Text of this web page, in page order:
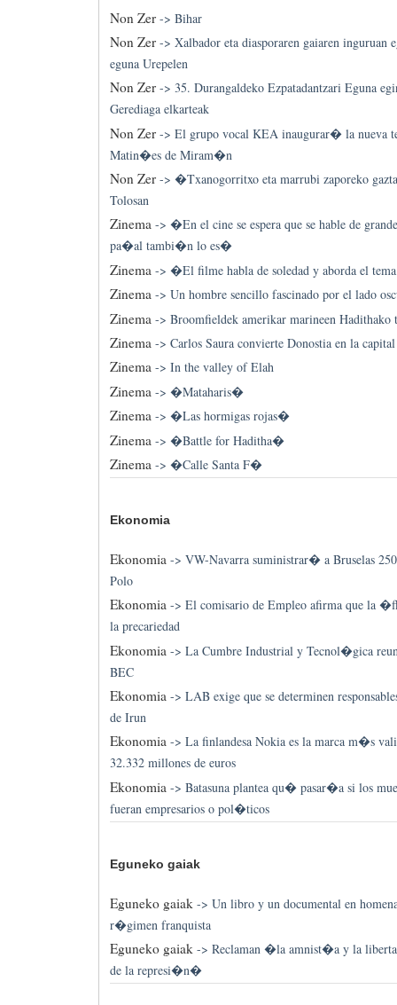
Non Zer-> Bihar
Non Zer-> Xalbador eta diasporaren gaiaren inguruan
eguna Urepelen
Non Zer-> 35. Durangaldeko Ezpatadantzari Eguna
Gerediaga elkarteak
Non Zer-> El grupo vocal KEA inaugurar� la nueva
Matin�es de Miram�n
Non Zer-> �Txanogorritxo eta marrubi zaporeko
Tolosan
Zinema-> �En el cine se espera que se hable de
pa�al tambi�n lo es�
Zinema-> �El filme habla de soledad y aborda el
Zinema-> Un hombre sencillo fascinado por el lado
Zinema -> Broomfieldek amerikar marineen Hadithako
Zinema-> Carlos Saura convierte Donostia en la
Zinema-> In the valley of Elah
Zinema-> �Mataharis�
Zinema-> �Las hormigas rojas�
Zinema -> �Battle for Haditha�
Zinema-> �Calle Santa F�
Ekonomia
Ekonomia -> VW-Navarra suministrar� a Bruselas
Polo
Ekonomia-> El comisario de Empleo afirma que la
la precariedad
Ekonomia -> La Cumbre Industrial y Tecnol�gica
BEC
Ekonomia-> LAB exige que se determinen
de Irun
Ekonomia-> La finlandesa Nokia es la marca m�s
32.332 millones de euros
Ekonomia -> Batasuna plantea qu� pasar�a si los
fueran empresarios o pol�ticos
Eguneko gaiak
Eguneko gaiak -> Un libro y un documental en
r�gimen franquista
Eguneko gaiak-> Reclaman �la amnist�a y la
de la represi�n�